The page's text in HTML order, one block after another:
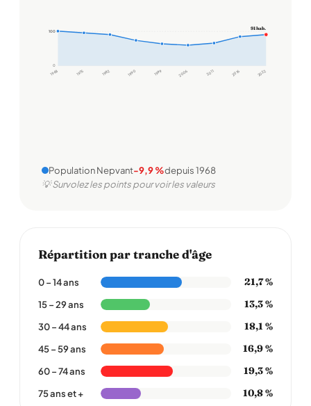
0
100
100
1968 1975 1982 1990 1999 2006 2011 2016 2022
91 hab.
Population Nepvant-9,9 %depuis 1968
💡 Survolez les points pour voir les valeurs
Répartition par tranche d'âge
0 – 14 ans 21,7 %
15 – 29 ans 13,3 %
30 – 44 ans 18,1 %
45 – 59 ans 16,9 %
60 – 74 ans 19,3 %
75 ans et + 10,8 %